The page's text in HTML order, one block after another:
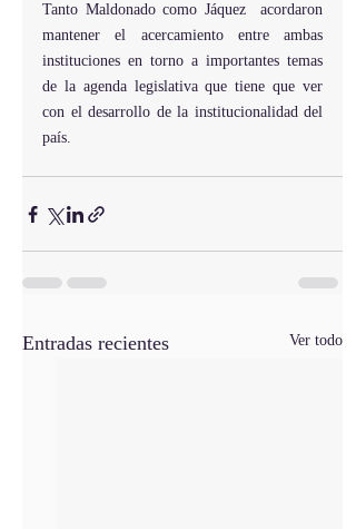
Tanto Maldonado como Jáquez  acordaron
mantener el acercamiento entre ambas
instituciones en torno a importantes temas
de la agenda legislativa que tiene que ver
con el desarrollo de la institucionalidad del
país.
Entradas recientes Ver todo